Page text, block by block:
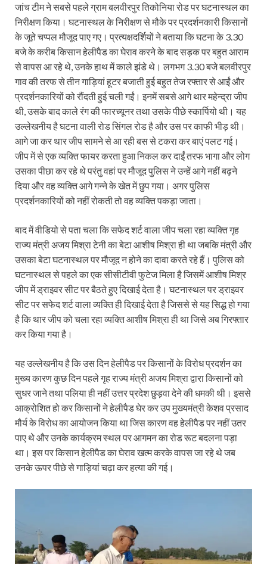
जांच टीम ने सबसे पहले ग्राम बलवीरपुर तिकोनिया रोड पर घटनास्थल का
निरीक्षण किया। घटनास्थल के निरीक्षण से मौके पर प्रदर्शनकारी किसानों
के जूते चप्पल मौजूद पाए गए। प्रत्यक्षदर्शियों ने बताया कि घटना के 3.30
बजे के करीब किसान हेलीपैड का घेराव करने के बाद सड़क पर बहुत आराम
से वापस आ रहे थे, उनके हाथ में काले झंडे थे। लगभग 3.30 बजे बलवीरपुर
गाव की तरफ से तीन गाड़ियां हूटर बजाती हुई बहुत तेज रफ्तार से आईं और
प्रदर्शनकारियों को रौंदती हुई चली गईं। इनमें सबसे आगे थार महेन्द्रा जीप
थी, उसके बाद काले रंग की फारच्‍यूनर तथा उसके पीछे स्कार्पियो थी। यह
उल्लेखनीय है घटना वाली रोड सिंगल रोड है और उस पर काफी भीड़ थी।
आगे जा कर थार जीप सामने से आ रही बस से टकरा कर बाएं पलट गई।
जीप में से एक व्यक्ति फायर करता हुआ निकल कर दाईं तरफ भागा और लोग
उसका पीछा कर रहे थे परंतु वहां पर मौजूद पुलिस ने उन्हें आगे नहीं बढ़ने
दिया और वह व्यक्ति आगे गन्ने के खेत में छुप गया। अगर पुलिस
प्रदर्शनकारियों को नहीं रोकती तो वह व्यक्ति पकड़ा जाता।
बाद में वीडियो से पता चला कि सफेद शर्ट वाला जीप चला रहा व्यक्ति गृह
राज्य मंत्री अजय मिश्रा टेनी का बेटा आशीष मिश्रा ही था जबकि मंत्री और
उसका बेटा घटनास्थल पर मौजूद न होने का दावा करते रहे हैं। पुलिस को
घटनास्थल से पहले का एक सीसीटीवी फुटेज मिला है जिसमें आशीष मिश्र
जीप में ड्राइवर सीट पर बैठते हुए दिखाई देता है। घटनास्थल पर ड्राइवर
सीट पर सफेद शर्ट वाला व्यक्ति ही दिखाई देता है जिससे से यह सिद्ध हो गया
है कि थार जीप को चला रहा व्यक्ति आशीष मिश्रा ही था जिसे अब गिरफ्तार
कर किया गया है।
यह उल्लेखनीय है कि उस दिन हेलीपैड पर किसानों के विरोध प्रदर्शन का
मुख्य कारण कुछ दिन पहले गृह राज्य मंत्री अजय मिश्रा द्वारा किसानों को
सुधर जाने तथा पलिया ही नहीं उत्तर प्रदेश छुड़वा देने की धमकी थी। इससे
आक्रोशित हो कर किसानों ने हेलीपैड घेर कर उप मुख्यमंत्री केशव प्रसाद
मौर्य के विरोध का आयोजन किया था जिस कारण वह हेलीपैड पर नहीं उतर
पाए थे और उनके कार्यक्रम स्थल पर आगमन का रोड रूट बदलना पड़ा
था। इस पर किसान हेलीपैड का घेराव खत्म करके वापस जा रहे थे जब
उनके ऊपर पीछे से गाड़ियां चढ़ा कर हत्या की गई।